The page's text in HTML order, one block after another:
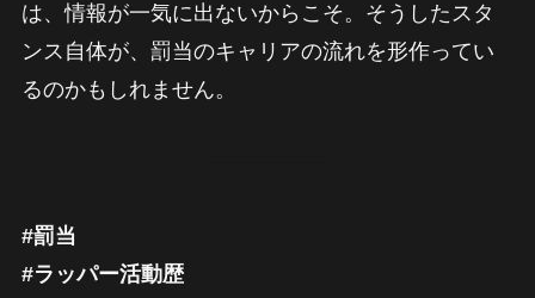
は、情報が一気に出ないからこそ。そうしたスタ
ンス自体が、罰当のキャリアの流れを形作ってい
るのかもしれません。
#罰当
#ラッパー活動歴